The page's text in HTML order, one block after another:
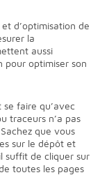
d’optimisation de
la
aussi
pour optimiser son
faire qu’avec
traceurs n’a pas
que vous
sur le dépôt et
suffit de cliquer sur
toutes les pages